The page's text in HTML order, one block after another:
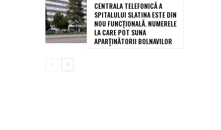
CENTRALA TELEFONICĂ A
SPITALULUI SLATINA ESTE DIN
NOU FUNCȚIONALĂ. NUMERELE
LA CARE POT SUNA
APARȚINĂTORII BOLNAVILOR